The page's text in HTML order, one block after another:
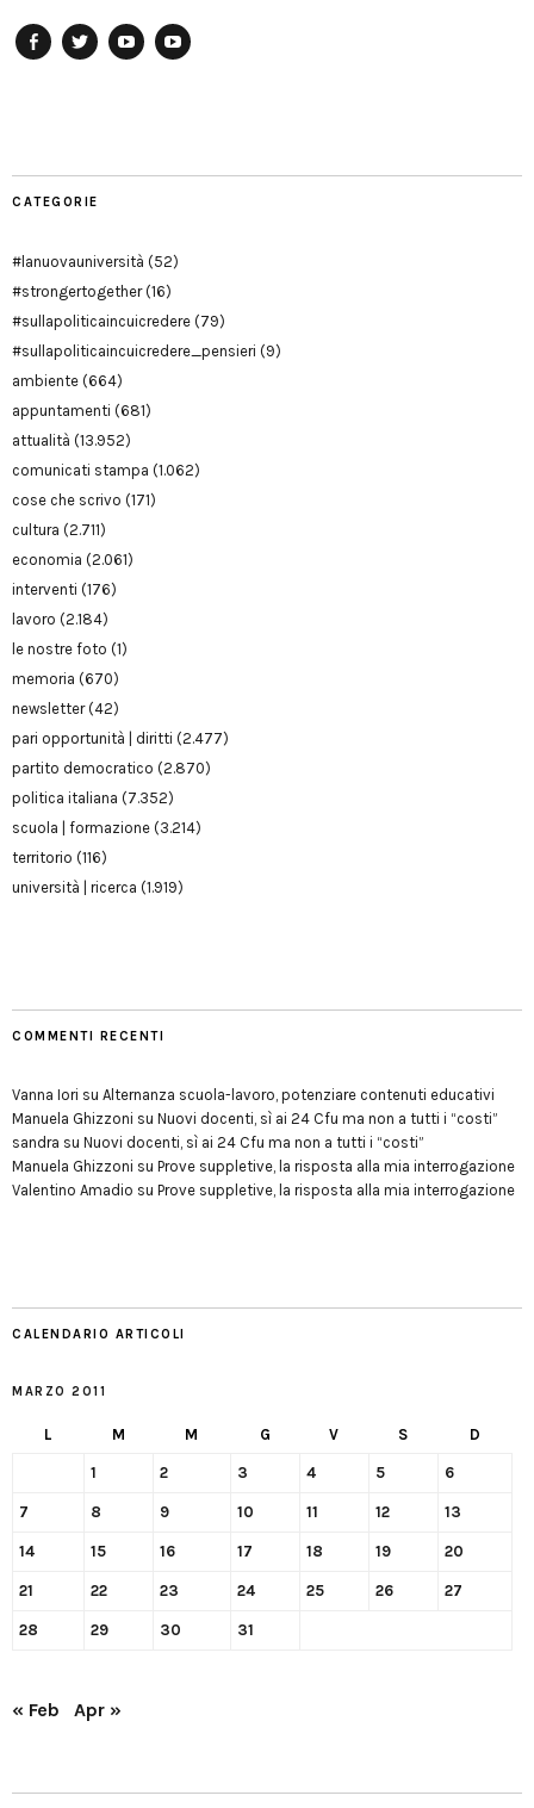
CATEGORIE
#lanuovauniversità (52)
#strongertogether(16)
#sullapoliticaincuicredere (79)
#sullapoliticaincuicredere_pensieri (9)
ambiente (664)
appuntamenti (681)
attualità (13.952)
comunicati stampa (1.062)
cose che scrivo (171)
cultura (2.711)
economia (2.061)
interventi (176)
lavoro (2.184)
le nostre foto (1)
memoria (670)
newsletter(42)
pari opportunità | diritti (2.477)
partito democratico (2.870)
politica italiana (7.352)
scuola | formazione (3.214)
territorio (116)
università | ricerca (1.919)
COMMENTI RECENTI
Vanna Iori su Alternanza scuola-lavoro, potenziare contenuti educativi
Manuela Ghizzoni su Nuovi docenti, sì ai 24 Cfu ma non a tutti i “costi”
sandra su Nuovi docenti, sì ai 24 Cfu ma non a tutti i “costi”
Manuela Ghizzoni su Prove suppletive, la risposta alla mia interrogazione
Valentino Amadio su Prove suppletive, la risposta alla mia interrogazione
CALENDARIO ARTICOLI
MARZO 2011
L M M G V S D
1 2 3 4 5 6
7 8 9 10 11 12 13
14 15 16 17 18 19 20
21 22 23 24 25 26 27
28 29 30 31
« Feb Apr »